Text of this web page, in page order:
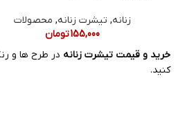
زنانه, تیشرت زنانه, محصولات
155,000تومان
خرید و قیمت تیشرت زنانه در طرح ها و
کنید.